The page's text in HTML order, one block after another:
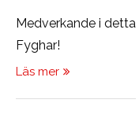
Medverkande i
Fyghar!
Läs mer